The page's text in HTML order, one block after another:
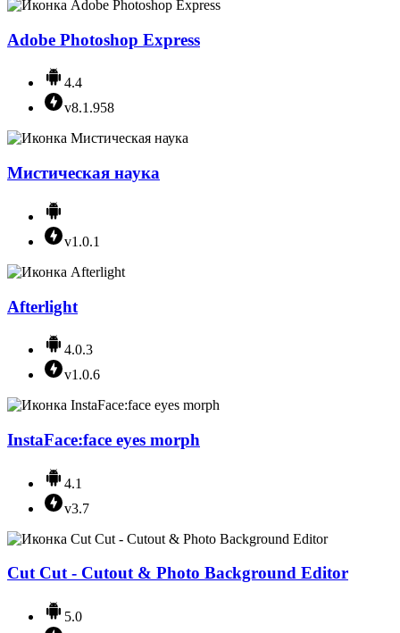
Adobe Photoshop Express
4.4
v8.1.958
Мистическая наука
v1.0.1
Afterlight
4.0.3
v1.0.6
InstaFace:face eyes morph
4.1
v3.7
Cut Cut - Cutout & Photo Background Editor
5.0